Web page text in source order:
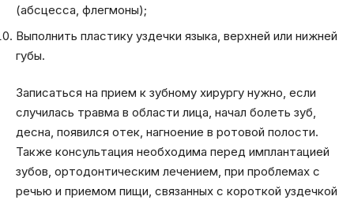
(абсцесса, флегмоны);
Выполнить пластику уздечки языка, верхней или нижней
губы.
Записаться на прием к зубному хирургу нужно, если
случилась травма в области лица, начал болеть зуб,
десна, появился отек, нагноение в ротовой полости.
Также консультация необходима перед имплантацией
зубов, ортодонтическим лечением, при проблемах с
речью и приемом пищи, связанных с короткой уздечкой